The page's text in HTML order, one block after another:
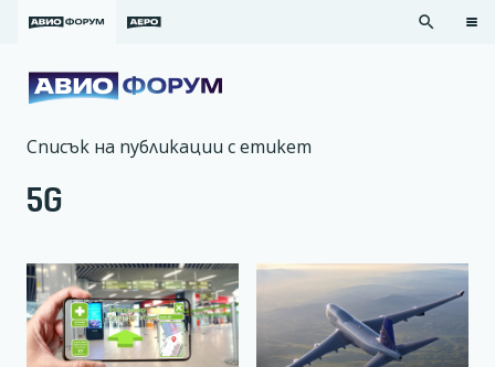
search
Списък на публикации с етикет
5G